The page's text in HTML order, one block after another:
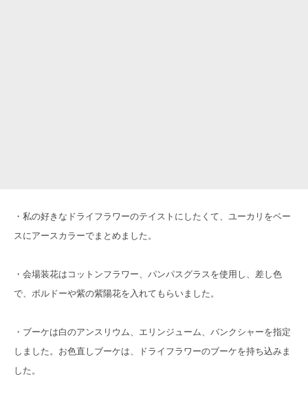
・私の好きなドライフラワーのテイストにしたくて、ユーカリをベー
スにアースカラーでまとめました。
・会場装花はコットンフラワー、パンパスグラスを使用し、差し色
で、ボルドーや紫の紫陽花を入れてもらいました。
・ブーケは白のアンスリウム、エリンジューム、バンクシャーを指定
しました。お色直しブーケは、ドライフラワーのブーケを持ち込みま
した。